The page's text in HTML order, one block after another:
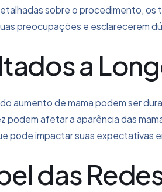
sobre o procedimento, os
preocupações e esclarecerem
a
aumento de mama podem ser
podem afetar a aparência das
pode impactar suas expectativas
das